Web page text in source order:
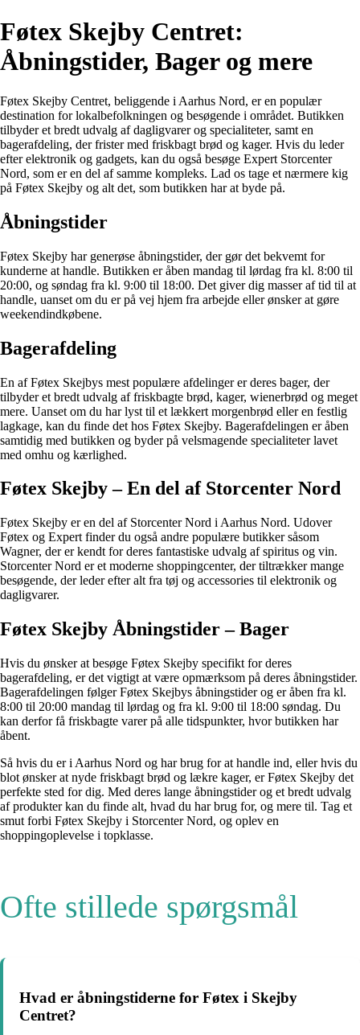
Føtex Skejby Centret:
Åbningstider, Bager og mere
Føtex Skejby Centret, beliggende i Aarhus Nord, er en populær
destination for lokalbefolkningen og besøgende i området. Butikken
tilbyder et bredt udvalg af dagligvarer og specialiteter, samt en
bagerafdeling, der frister med friskbagt brød og kager. Hvis du leder
efter elektronik og gadgets, kan du også besøge Expert Storcenter
Nord, som er en del af samme kompleks. Lad os tage et nærmere kig
på Føtex Skejby og alt det, som butikken har at byde på.
Åbningstider
Føtex Skejby har generøse åbningstider, der gør det bekvemt for
kunderne at handle. Butikken er åben mandag til lørdag fra kl. 8:00 til
20:00, og søndag fra kl. 9:00 til 18:00. Det giver dig masser af tid til at
handle, uanset om du er på vej hjem fra arbejde eller ønsker at gøre
weekendindkøbene.
Bagerafdeling
En af Føtex Skejbys mest populære afdelinger er deres bager, der
tilbyder et bredt udvalg af friskbagte brød, kager, wienerbrød og meget
mere. Uanset om du har lyst til et lækkert morgenbrød eller en festlig
lagkage, kan du finde det hos Føtex Skejby. Bagerafdelingen er åben
samtidig med butikken og byder på velsmagende specialiteter lavet
med omhu og kærlighed.
Føtex Skejby – En del af Storcenter Nord
Føtex Skejby er en del af Storcenter Nord i Aarhus Nord. Udover
Føtex og Expert finder du også andre populære butikker såsom
Wagner, der er kendt for deres fantastiske udvalg af spiritus og vin.
Storcenter Nord er et moderne shoppingcenter, der tiltrækker mange
besøgende, der leder efter alt fra tøj og accessories til elektronik og
dagligvarer.
Føtex Skejby Åbningstider – Bager
Hvis du ønsker at besøge Føtex Skejby specifikt for deres
bagerafdeling, er det vigtigt at være opmærksom på deres åbningstider.
Bagerafdelingen følger Føtex Skejbys åbningstider og er åben fra kl.
8:00 til 20:00 mandag til lørdag og fra kl. 9:00 til 18:00 søndag. Du
kan derfor få friskbagte varer på alle tidspunkter, hvor butikken har
åbent.
Så hvis du er i Aarhus Nord og har brug for at handle ind, eller hvis du
blot ønsker at nyde friskbagt brød og lækre kager, er Føtex Skejby det
perfekte sted for dig. Med deres lange åbningstider og et bredt udvalg
af produkter kan du finde alt, hvad du har brug for, og mere til. Tag et
smut forbi Føtex Skejby i Storcenter Nord, og oplev en
shoppingoplevelse i topklasse.
Ofte stillede spørgsmål
Hvad er åbningstiderne for Føtex i Skejby
Centret?